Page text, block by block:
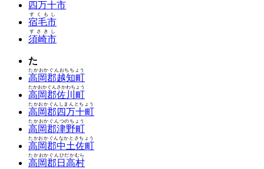
四万十市
宿毛市
すくもし
須崎市
すさきし
た
高岡郡越知町
たかおかぐんおちちょう
高岡郡佐川町
たかおかぐんさかわちょう
高岡郡四万十町
たかおかぐんしまんとちょう
高岡郡津野町
たかおかぐんつのちょう
高岡郡中土佐町
たかおかぐんなかとさちょう
高岡郡日高村
たかおかぐんひだかむら